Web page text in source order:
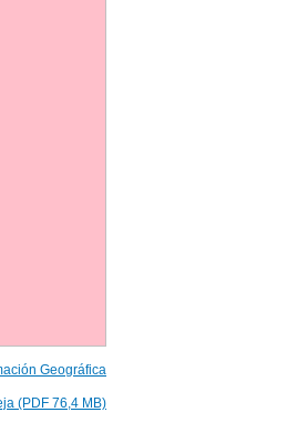
Geográfica
(PDF 76,4 MB)